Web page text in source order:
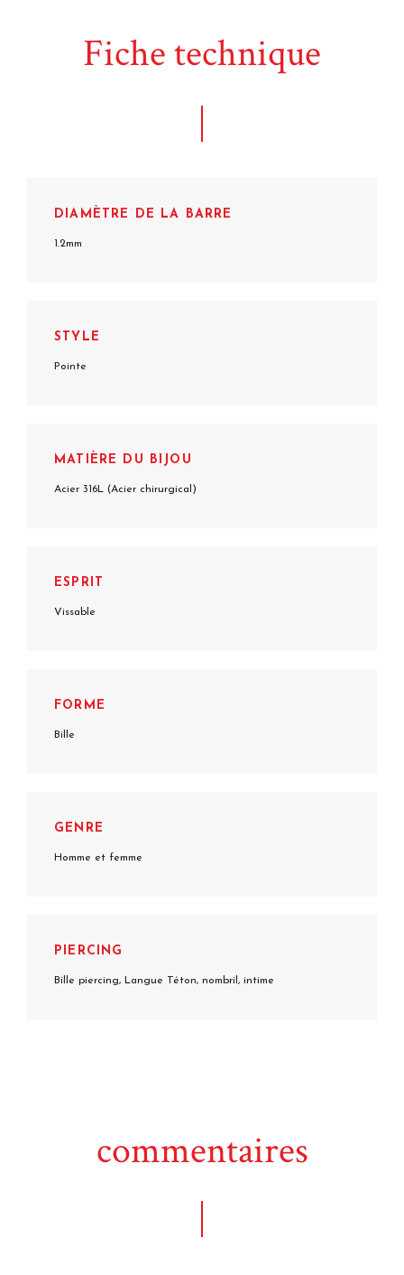
Fiche technique
DIAMÈTRE DE LA BARRE
1.2mm
STYLE
Pointe
MATIÈRE DU BIJOU
Acier 316L (Acier chirurgical)
ESPRIT
Vissable
FORME
Bille
GENRE
Homme et femme
PIERCING
Bille piercing, Langue Téton, nombril, intime
commentaires